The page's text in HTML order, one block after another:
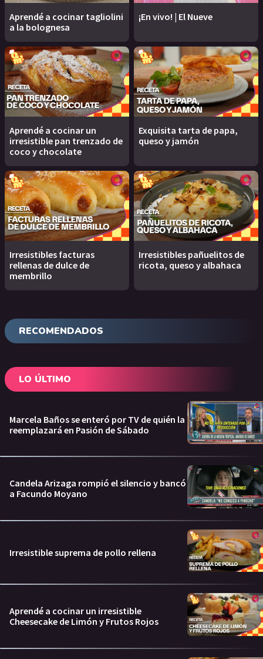
Aprendé a cocinar tagliolini
a la bolognesa
¡En vivo! | El Nueve
Aprendé a cocinar un
irresistible pan trenzado de
coco y chocolate
Exquisita tarta de papa,
queso y jamón
Irresistibles facturas
rellenas de dulce de
membrillo
Irresistibles pañuelitos de
ricota, queso y albahaca
RECOMENDADOS
LO ÚLTIMO
Marcela Baños se enteró por TV de quién la
reemplazará en Pasión de Sábado
Candela Arizaga rompió el silencio y bancó
a Facundo Moyano
Irresistible suprema de pollo rellena
Aprendé a cocinar un irresistible
Cheesecake de Limón y Frutos Rojos